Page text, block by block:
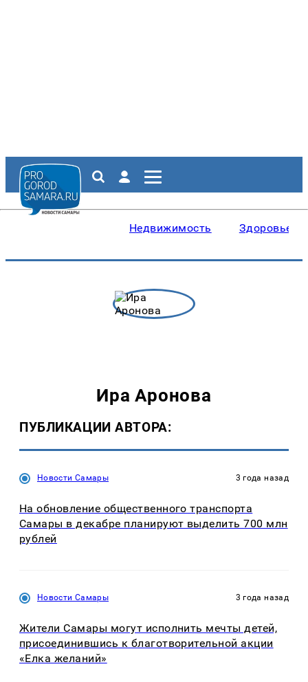
Недвижимость Здоровье
Ира Аронова
ПУБЛИКАЦИИ АВТОРА:
Новости Самары 3 года назад
На обновление общественного транспорта
Самары в декабре планируют выделить 700 млн
рублей
Новости Самары 3 года назад
Жители Самары могут исполнить мечты детей,
присоединившись к благотворительной акции
«Елка желаний»